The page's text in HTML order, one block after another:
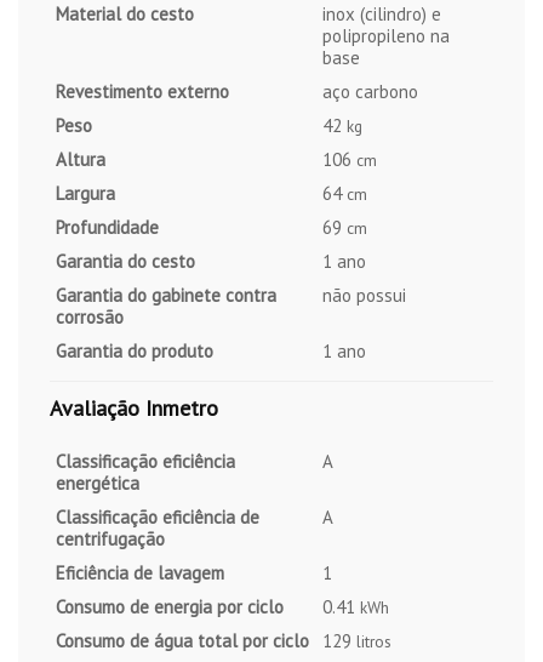
Material do cesto
inox (cilindro) e
polipropileno na
base
Revestimento externo
aço carbono
Peso
42 kg
Altura 106 cm
Largura 64 cm
Profundidade 69 cm
Garantia do cesto
1 ano
Garantia do gabinete contra
corrosão
não possui
Garantia do produto 1 ano
Avaliação Inmetro
Classificação eficiência
energética
A
Classificação eficiência de
centrifugação
A
Eficiência de lavagem
1
Consumo de energia por ciclo
0.41 kWh
Consumo de água total por ciclo 129 litros